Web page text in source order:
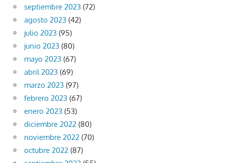
septiembre 2023 (72)
agosto 2023 (42)
julio 2023 (95)
junio 2023 (80)
mayo 2023 (67)
abril 2023 (69)
marzo 2023 (97)
febrero 2023 (67)
enero 2023 (53)
diciembre 2022 (80)
noviembre 2022 (70)
octubre 2022 (87)